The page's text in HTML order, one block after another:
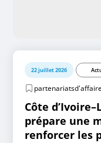
22 juillet 2026
Côte
prépare une
renforcer les